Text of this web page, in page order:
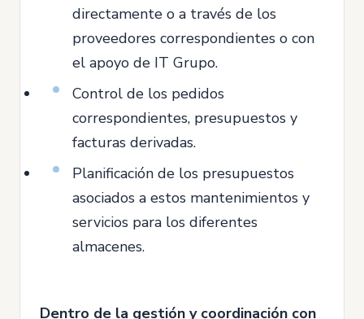
directamente o a través de los
proveedores correspondientes o con
el apoyo de IT Grupo.
Control de los pedidos
correspondientes, presupuestos y
facturas derivadas.
Planificación de los presupuestos
asociados a estos mantenimientos y
servicios para los diferentes
almacenes.
Dentro de la gestión y coordinación con